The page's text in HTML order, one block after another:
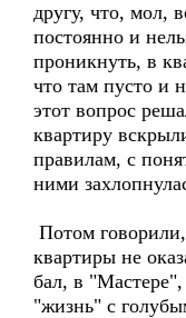
другу, что, мол,
постоянно и
проникнуть, в
что там пусто и
этот вопрос
квартиру
правилам, с
ними
Потом
квартиры не
бал, в "Мастере",
"жизнь" с